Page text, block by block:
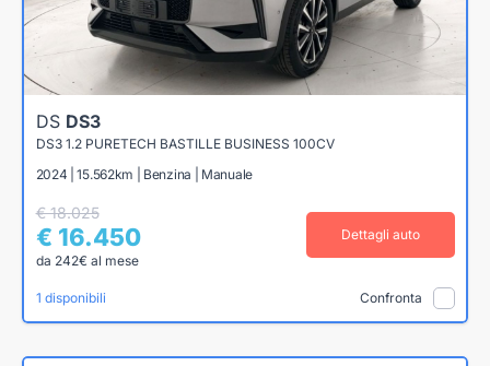
DS DS3
DS3 1.2 PURETECH BASTILLE BUSINESS 100CV
2024 | 15.562km | Benzina | Manuale
€ 18.025
€ 16.450
da 242€ al mese
Dettagli auto
1 disponibili Confronta